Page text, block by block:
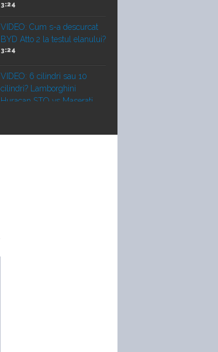
3:24
VIDEO: Cum s-a descurcat
BYD Atto 2 la testul elanului?
3:24
VIDEO: 6 cilindri sau 10
cilindri? Lamborghini
Huracan STO vs Maserati